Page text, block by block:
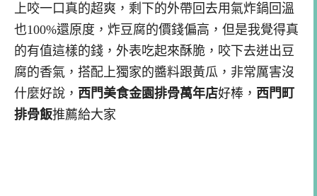
上咬一口真的超爽，剩下的外帶回去用氣炸鍋回溫
也100%還原度，炸豆腐的價錢偏高，但是我覺得真
的有值這樣的錢，外表吃起來酥脆，咬下去迸出豆
腐的香氣，搭配上獨家的醬料跟黃瓜，非常厲害沒
什麼好說， 西門美食金園排骨萬年店好棒， 西門町
排骨飯推薦給大家